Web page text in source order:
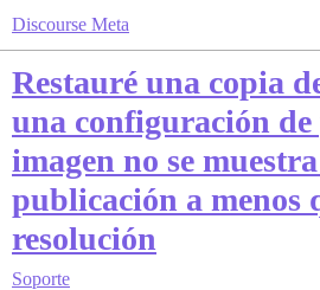
Discourse Meta
Restauré una copia
una configuración
imagen no se
publicación a menos
resolución
Soporte